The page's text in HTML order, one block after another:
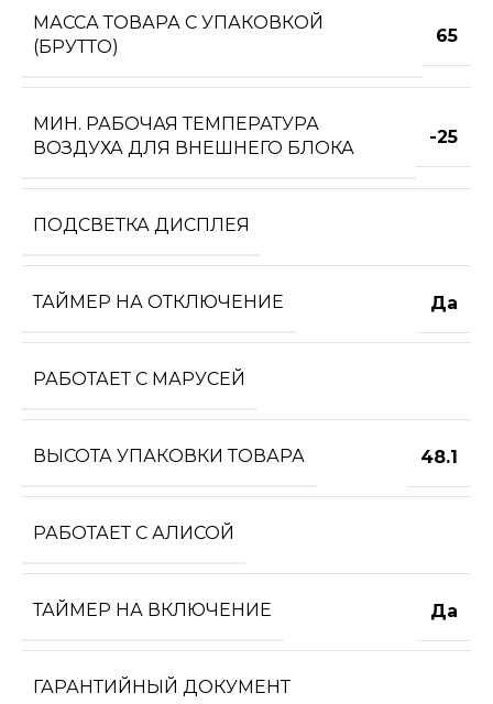
МАССА ТОВАРА С УПАКОВКОЙ
(БРУТТО)
65
МИН. РАБОЧАЯ ТЕМПЕРАТУРА
ВОЗДУХА ДЛЯ ВНЕШНЕГО БЛОКА
-25
ПОДСВЕТКА ДИСПЛЕЯ
ТАЙМЕР НА ОТКЛЮЧЕНИЕ Да
РАБОТАЕТ С МАРУСЕЙ
ВЫСОТА УПАКОВКИ ТОВАРА 48.1
РАБОТАЕТ С АЛИСОЙ
ТАЙМЕР НА ВКЛЮЧЕНИЕ Да
ГАРАНТИЙНЫЙ ДОКУМЕНТ